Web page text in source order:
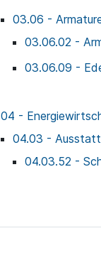
03.06 -
03.06.02 -
03.06.09 -
04 -
04.03 -
04.03.52 -